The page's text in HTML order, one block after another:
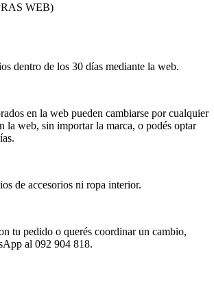
WEB)
dentro de los 30 días mediante la web.
en la web pueden cambiarse por cualquier
la web, sin importar la marca, o podés optar
de accesorios ni ropa interior.
tu pedido o querés coordinar un cambio,
al 092 904 818.